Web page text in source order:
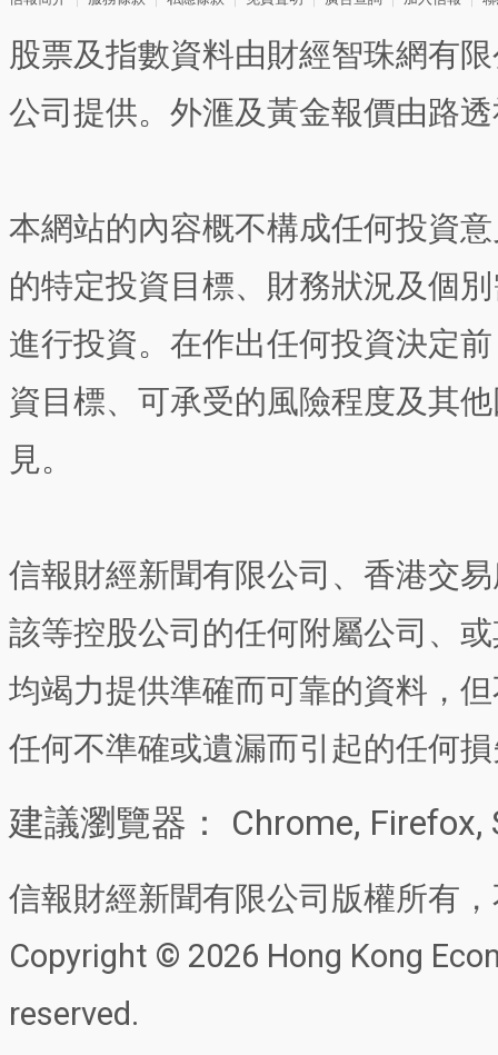
股票及指數資料由財經智珠網有
公司提供。外滙及黃金報價由路
本網站的內容概不構成任何投資
的特定投資目標、財務狀況及個
進行投資。在作出任何投資決定
資目標、可承受的風險程度及其
見。
信報財經新聞有限公司、香港交
該等控股公司的任何附屬公司、
均竭力提供準確而可靠的資料，
任何不準確或遺漏而引起的任何
建議瀏覽器： Chrome, Firefox,
信報財經新聞有限公司版權所有
Copyright © 2026 Hong Kong
reserved.